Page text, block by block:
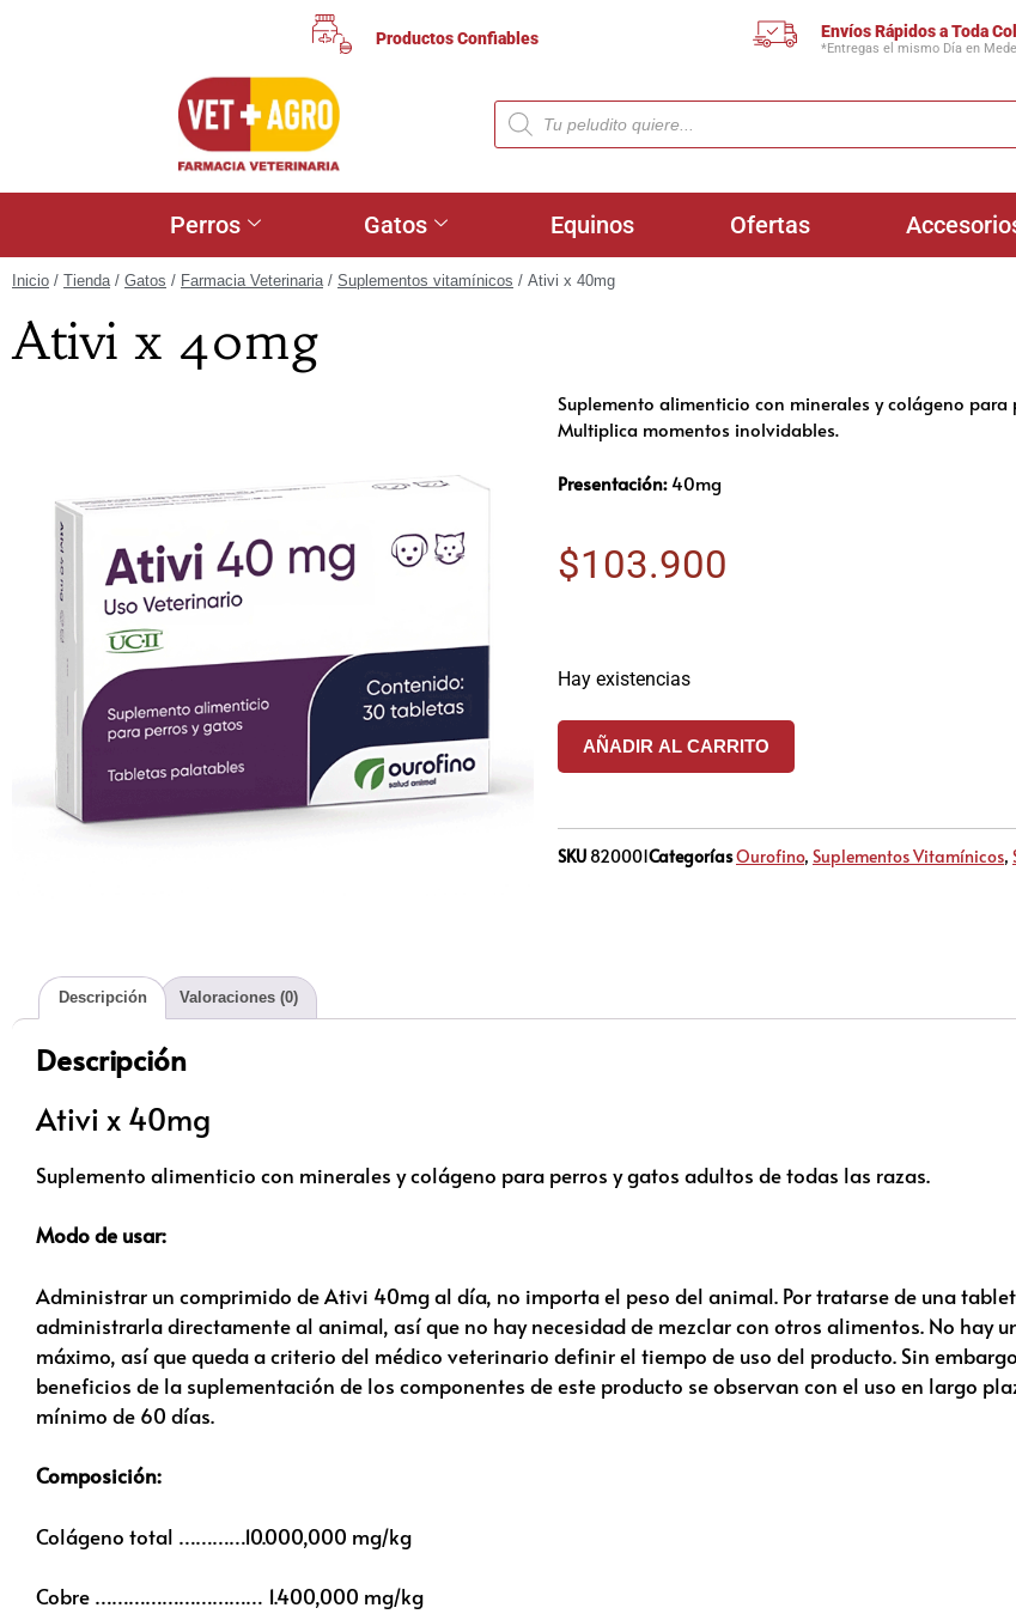
Productos Confiables Envíos Rápidos a Toda
*Entregas el mismo Día en
Perros Gatos Equinos Ofertas
Inicio / Tienda/ Gatos / Farmacia Veterinaria/ Suplementos vitamínicos / Ativi x 40mg
Ativi x 40mg
Suplemento alimenticio con minerales y colágeno
Multiplica momentos inolvidables.
Presentación:40mg
$103.900
Hay existencias
AÑADIR AL CARRITO
SKU 820001CategoríasOurofino, Suplementos Vitamínicos,
Descripción Valoraciones (0)
Descripción
Ativi x 40mg
Suplemento alimenticio con minerales y colágeno para perros y gatos adultos de todas las razas.
Modo de usar:
Administrar un comprimido de Ativi 40mg al día, no importa el peso del animal. Por tratarse de una
administrarla directamente al animal, así que no hay necesidad de mezclar con otros alimentos. No hay
máximo, así que queda a criterio del médico veterinario definir el tiempo de uso del producto. Sin
beneficios de la suplementación de los componentes de este producto se observan con el uso en largo
mínimo de 60 días.
Composición:
Colágeno total …………10.000,000 mg/kg
Cobre ………………………… 1.400,000 mg/kg